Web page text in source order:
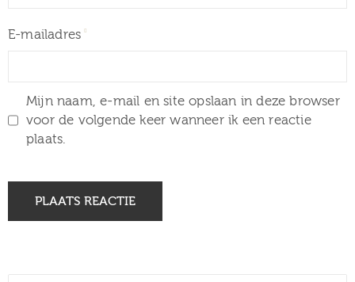
E-mailadres
Mijn naam, e-mail en site opslaan in deze browser
voor de volgende keer wanneer ik een reactie
plaats.